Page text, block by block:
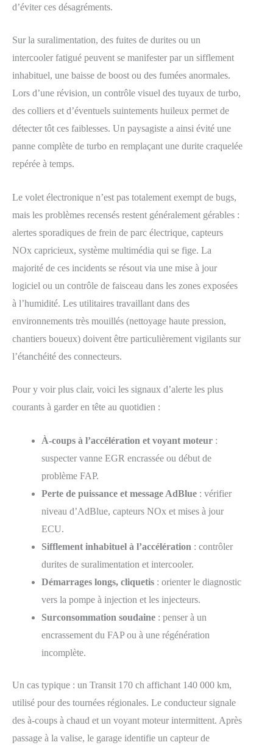
d’éviter ces désagréments.
Sur la suralimentation, des fuites de durites ou un
intercooler fatigué peuvent se manifester par un sifflement
inhabituel, une baisse de boost ou des fumées anormales.
Lors d’une révision, un contrôle visuel des tuyaux de turbo,
des colliers et d’éventuels suintements huileux permet de
détecter tôt ces faiblesses. Un paysagiste a ainsi évité une
panne complète de turbo en remplaçant une durite craquelée
repérée à temps.
Le volet électronique n’est pas totalement exempt de bugs,
mais les problèmes recensés restent généralement gérables :
alertes sporadiques de frein de parc électrique, capteurs
NOx capricieux, système multimédia qui se fige. La
majorité de ces incidents se résout via une mise à jour
logiciel ou un contrôle de faisceau dans les zones exposées
à l’humidité. Les utilitaires travaillant dans des
environnements très mouillés (nettoyage haute pression,
chantiers boueux) doivent être particulièrement vigilants sur
l’étanchéité des connecteurs.
Pour y voir plus clair, voici les signaux d’alerte les plus
courants à garder en tête au quotidien :
À-coups à l’accélération et voyant moteur :
suspecter vanne EGR encrassée ou début de
problème FAP.
Perte de puissance et message AdBlue : vérifier
niveau d’AdBlue, capteurs NOx et mises à jour
ECU.
Sifflement inhabituel à l’accélération : contrôler
durites de suralimentation et intercooler.
Démarrages longs, cliquetis : orienter le diagnostic
vers la pompe à injection et les injecteurs.
Surconsommation soudaine : penser à un
encrassement du FAP ou à une régénération
incomplète.
Un cas typique : un Transit 170 ch affichant 140 000 km,
utilisé pour des tournées régionales. Le conducteur signale
des à-coups à chaud et un voyant moteur intermittent. Après
passage à la valise, le garage identifie un capteur de